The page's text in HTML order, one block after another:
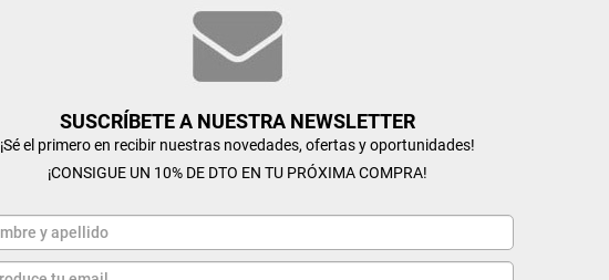
SUSCRÍBETE A NUESTRA NEWSLETTER
¡Sé el primero en recibir nuestras novedades, ofertas y oportunidades!
¡CONSIGUE UN 10% DE DTO EN TU PRÓXIMA COMPRA!